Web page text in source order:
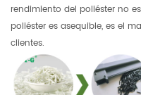
rendimiento del poliéster no
poliéster es asequible, es el
clientes.